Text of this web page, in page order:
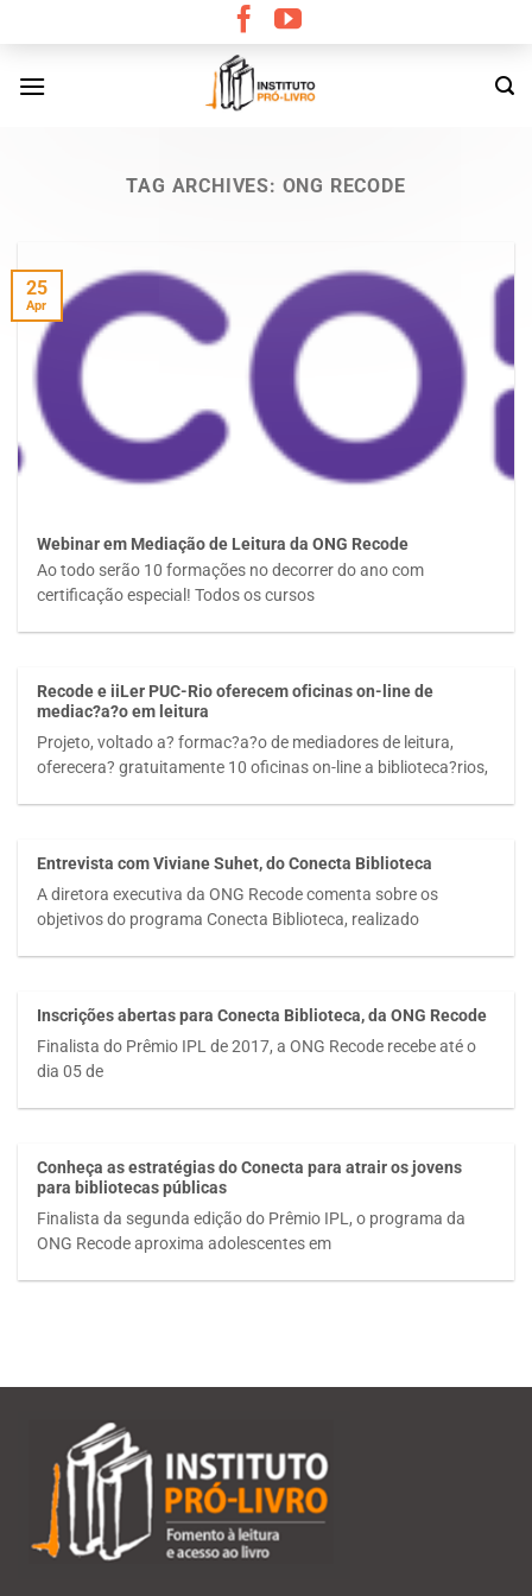
content
TAG ARCHIVES: ONG RECODE
Webinar em Mediação de Leitura da ONG Recode
Ao todo serão 10 formações no decorrer do ano com
certificação especial! Todos os cursos
25
Apr
Recode e iiLer PUC-Rio oferecem oficinas on-line de
mediac?a?o em leitura
Projeto, voltado a? formac?a?o de mediadores de leitura,
oferecera? gratuitamente 10 oficinas on-line a biblioteca?rios,
Entrevista com Viviane Suhet, do Conecta Biblioteca
A diretora executiva da ONG Recode comenta sobre os
objetivos do programa Conecta Biblioteca, realizado
Inscrições abertas para Conecta Biblioteca, da ONG Recode
Finalista do Prêmio IPL de 2017, a ONG Recode recebe até o
dia 05 de
Conheça as estratégias do Conecta para atrair os jovens
para bibliotecas públicas
Finalista da segunda edição do Prêmio IPL, o programa da
ONG Recode aproxima adolescentes em